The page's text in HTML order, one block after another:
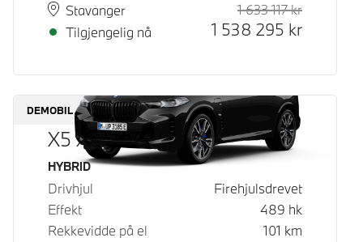
PlassStavanger
Leveringstid
Tilgjengelig nå
1 633 117kr
1 538 295 kr
DEMOBIL
X5 xDrive50e
Drivstoff
HYBRID
Drivhjul
Firehjulsdrevet
Effekt
489 hk
Rekkevidde på el
101 km